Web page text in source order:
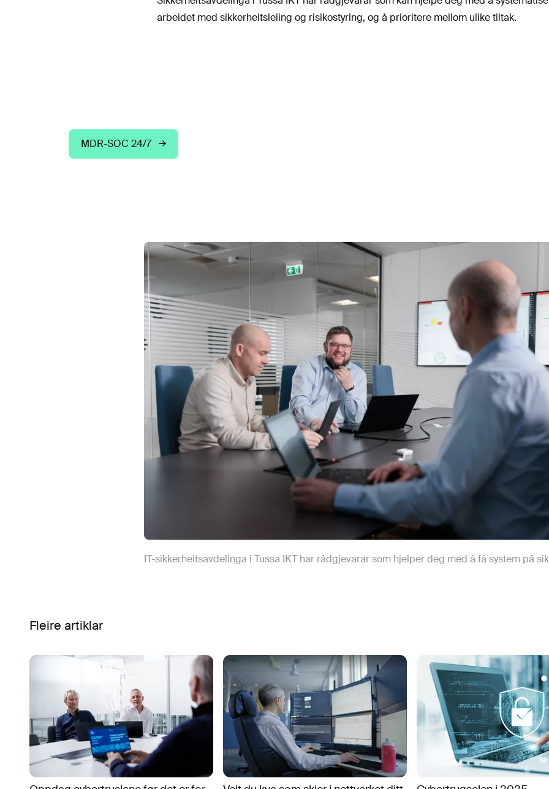
arbeidet med sikkerheitsleiing og risikostyring, og å prioritere mellom ulike tiltak.
MDR-SOC 24/7
IT-sikkerheitsavdelinga i Tussa IKT har rådgjevarar som hjelper deg med å få system på
Fleire artiklar